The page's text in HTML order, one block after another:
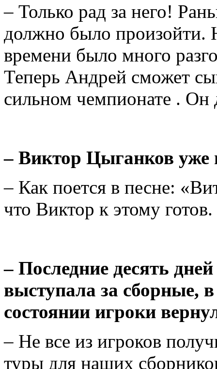
– Только рад за него!
должно было произойти.
времени было много
Теперь Андрей сможет
сильном чемпионате . Он
– Виктор Цыганков уже
– Как поется в песне:
что Виктор к этому готов.
– Последние десять
выступала за сборные,
состоянии игроки
– Не все из игроков
туры для наших